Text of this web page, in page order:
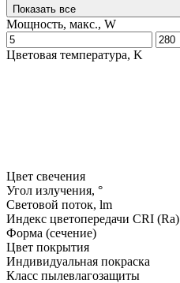
Показать все
Мощность, макс., W
Цветовая температура, K
Цвет свечения
Угол излучения, °
Световой поток, lm
Индекс цветопередачи CRI (Ra)
Форма (сечение)
Цвет покрытия
Индивидуальная покраска
Класс пылевлагозащиты